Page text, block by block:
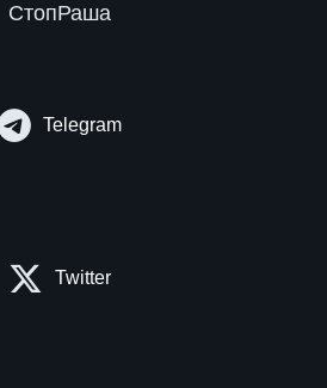
СтопРаша
Telegram
Twitter